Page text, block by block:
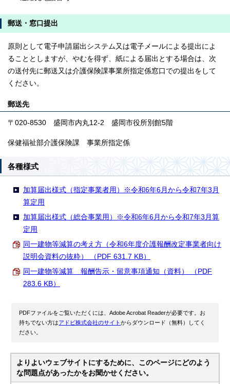
郵送・窓口提出
原則として電子申請届出システム又は電子メールによる提出によ
ることとしますが、やむを得ず、紙による届出とする場合は、次
の送付先に郵送又は介護保険課事業所指定係窓口での提出をして
ください。
郵送先
〒020-8530 盛岡市内丸12-2 盛岡市役所別館5階
保健福祉部介護保険課 事業所指定係
各種様式
加算届出様式（指定事業者用）※令和6年6月から令和7年3月
算定用
加算届出様式（総合事業用）※令和6年6月から令和7年3月算
定用
同一建物等減算の考え方（令和6年度介護報酬改定事業者向け
説明会資料の抜粋） （PDF 631.7 KB）
同一建物等減算 報酬告示・留意事項通知（資料） （PDF
283.6 KB）
PDFファイルをご覧いただくには、Adobe Acrobat Readerが必要です。お
持ちでない方はアドビ株式会社のサイトからダウンロード（無料）してく
ださい。
よりよいウェブサイトにするために、このページにどのよう
な問題点があったかをお聞かせください。